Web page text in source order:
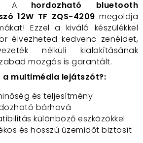
A hordozható bluetooth
12W TF ZQS-4209 megoldja
Ezzel a kiváló készülékkel
élvezheted kedvenc zenéidet,
nélküli kialakításának
mozgás is garantált.
a multimédia lejátszót?:
és teljesítmény
bárhová
különböző eszközökkel
és hosszú üzemidőt biztosít